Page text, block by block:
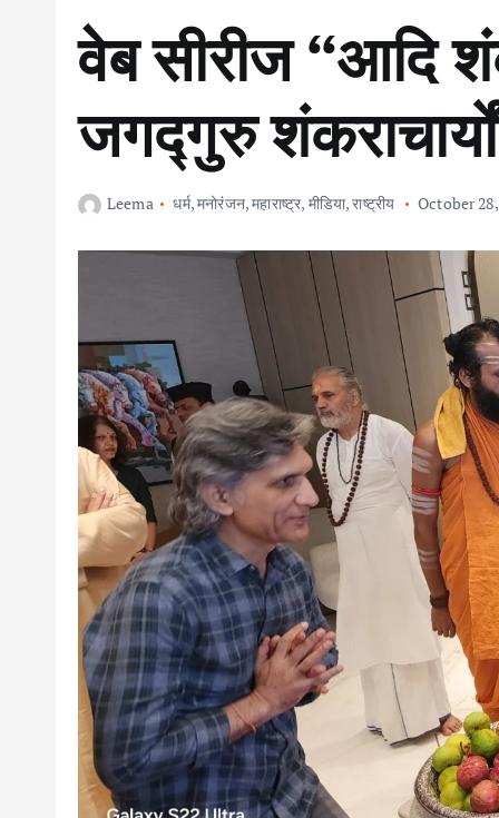
वेब सीरीज “आदि
जगद्गुरु
Leema धर्म,मनोरंजन,महाराष्ट्र, मीडिया,राष्ट्रीय October